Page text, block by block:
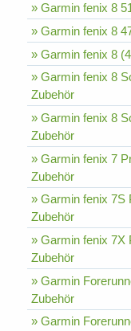
» Garmin fenix 8
» Garmin fenix 8
» Garmin fenix 8
» Garmin fenix 8
Zubehör
» Garmin fenix 8
Zubehör
» Garmin fenix 7
Zubehör
» Garmin fenix 7S
Zubehör
» Garmin fenix 7X
Zubehör
» Garmin
Zubehör
» Garmin